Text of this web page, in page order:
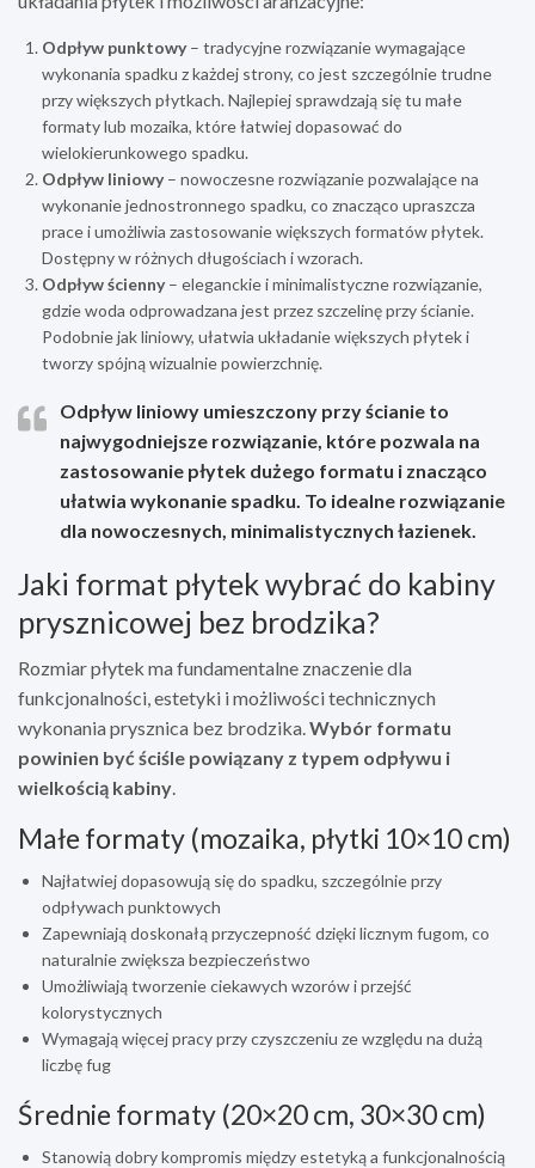
Odpływ punktowy– tradycyjne rozwiązanie wymagające
wykonania spadku z każdej strony, co jest szczególnie trudne
przy większych płytkach. Najlepiej sprawdzają się tu małe
formaty lub mozaika, które łatwiej dopasować do
wielokierunkowego spadku.
Odpływ liniowy– nowoczesne rozwiązanie pozwalające na
wykonanie jednostronnego spadku, co znacząco upraszcza
prace i umożliwia zastosowanie większych formatów płytek.
Dostępny w różnych długościach i wzorach.
Odpływ ścienny– eleganckie i minimalistyczne rozwiązanie,
gdzie woda odprowadzana jest przez szczelinę przy ścianie.
Podobnie jak liniowy, ułatwia układanie większych płytek i
tworzy spójną wizualnie powierzchnię.
Odpływ liniowy umieszczony przy ścianie to
najwygodniejsze rozwiązanie, które pozwala na
zastosowanie płytek dużego formatu i znacząco
ułatwia wykonanie spadku. To idealne rozwiązanie
dla nowoczesnych, minimalistycznych łazienek.
Jaki format płytek wybrać do kabiny
prysznicowej bez brodzika?
Rozmiar płytek ma fundamentalne znaczenie dla
funkcjonalności, estetyki i możliwości technicznych
wykonania prysznica bez brodzika. Wybór formatu
powinien być ściśle powiązany z typem odpływu i
wielkością kabiny
Małe formaty (mozaika, płytki 10×10 cm)
Najłatwiej dopasowują się do spadku, szczególnie przy
odpływach punktowych
Zapewniają doskonałą przyczepność dzięki licznym fugom, co
naturalnie zwiększa bezpieczeństwo
Umożliwiają tworzenie ciekawych wzorów i przejść
kolorystycznych
Wymagają więcej pracy przy czyszczeniu ze względu na dużą
liczbę fug
Średnie formaty (20×20 cm, 30×30 cm)
Stanowią dobry kompromis między estetyką a funkcjonalnością